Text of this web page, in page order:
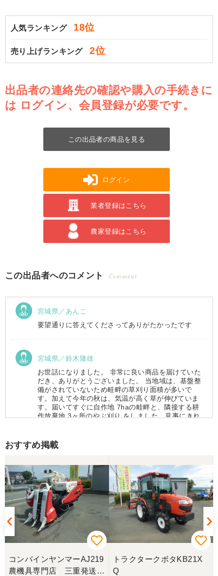
人気ランキング 18位
売り上げランキング 2位
出品者の連絡先の確認や購入の手続きに
は ログイン、会員登録が必要です。
この出品者の商品を見る
ログイン
業者登録はこちら
農家登録はこちら
この出品者へのコメント Comment
宮城県／あんこ
要望通りに答えてくださってありがたかったです
宮城県／鈴木隆雄
お世話になりました。 非常に良い商品を届けていた
だき、ありがとうございました。 当地域は、基盤整
備がされていないため畦畔の草刈り面積が多いで
す。加えて今年の秋は、気温が高く草が伸びていま
す。届いてすぐに自作地 7haの畦畔と、隣接する耕
作放棄地 3ヶ所のやぶ刈り をしました。見事にきれ
本当にお世話になりました。とにかく対応が素晴ら
しかったです。助かりました。 必要な農機具があっ
たら、まずチェックしようと思っています。 ありが
とうございました。
おすすめ掲載
コンバインヤンマーAJ219
農機具専門店 三重発送整
トラクタークボタKB21X
Q